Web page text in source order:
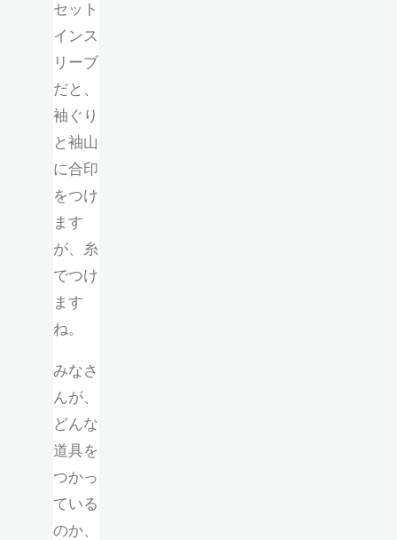
セット
インス
リーブ
だと、
袖ぐり
と袖山
に合印
をつけ
ます
が、糸
でつけ
ます
ね。
みなさ
んが、
どんな
道具を
つかっ
ている
のか、